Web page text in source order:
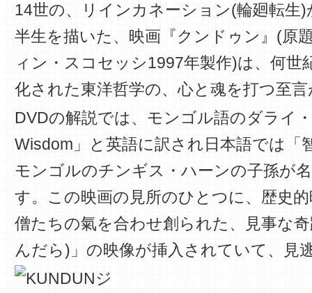
14世の、リインカネーション(輪廻転生
半生を描いた、映画『クンドゥン』(原
ィン・スコセッシ1997年製作)は、何世
化された東洋哲学の、心と魂を打つ至
DVDの解説では、モンゴル語のダライ
Wisdom」と英語に訳され日本語では「
モンゴルのチンギス・ハーンの子孫が
す。この映画の見所のひとつに、歴史
僧たちの氣を合わせ創られた、見事な
んだら)」の映像が挿入されていて、見